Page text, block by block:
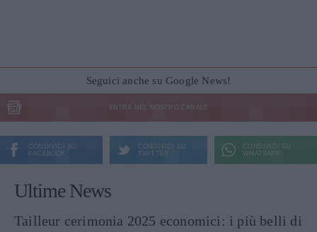
Seguici anche su Google News!
ENTRA NEL NOSTRO CANALE
CONDIVIDI SU
FACEBOOK
CONDIVIDI SU
TWITTER
CONDIVIDI SU
WHATSAPP
Ultime News
Tailleur cerimonia 2025 economici: i più belli di